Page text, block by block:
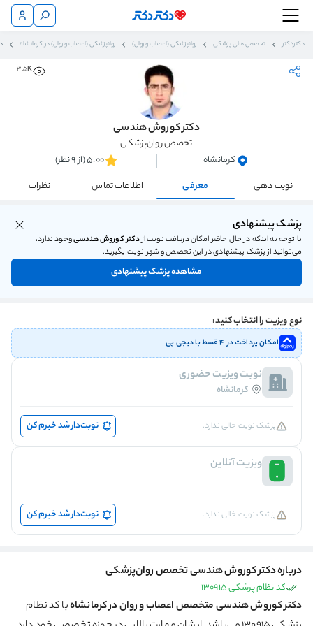
دکتردکتر تخصص های پزشکی روانپزشکی (اعصاب و روان) روانپزشکی (اعصاب و روان) در کرمانشاه
3.5K
دکتر کوروش هندسی
تخصص روان‌پزشکی
کرمانشاه
5.00 (از 9 نظر)
نوبت دهی
معرفی اطلاعات تماس نظرات
پزشک پیشنهادی
با توجه به اینکه در حال حاضر امکان دریافت نوبت ازدکتر کوروش هندسیوجود ندارد،
می‌توانید از پزشک پیشنهادی در این تخصص و شهر نوبت بگیرید.
مشاهده پزشک پیشنهادی
نوع ویزیت را انتخاب کنید:
امکان پرداخت در ۴ قسط با دیجی پی
نوبت ویزیت حضوری
کرمانشاه
پزشک نوبت خالی ندارد. نوبت‌دار شد خبرم کن
ویزیت آنلاین
پزشک نوبت خالی ندارد. نوبت‌دار شد خبرم کن
درباره دکتر کوروش هندسی تخصص روان‌پزشکی
کد نظام پزشکی 130915
دکتر کوروش هندسی متخصص اعصاب و روان در کرمانشاهبا کد نظام